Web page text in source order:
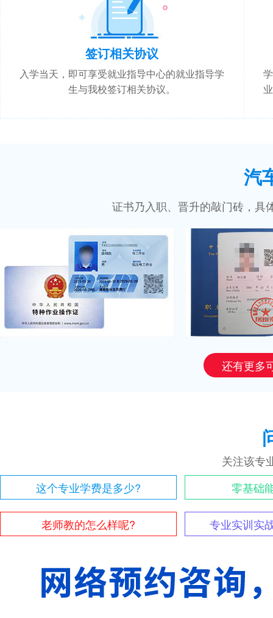
签订相关协议
入学当天，即可享受就业指导中心的就业指导学
生与我校签订相关协议。
汽
证书乃入职、晋升的敲门砖，具
还有更多
关注该专
这个专业学费是多少?
零基础
老师教的怎么样呢? 专业实训实